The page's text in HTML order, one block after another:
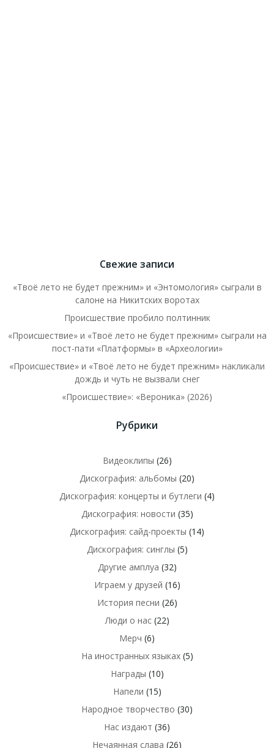
Свежие записи
«Твоё лето не будет прежним» и «Энтомология» сыграли в
салоне на Никитских воротах
Происшествие пробило полтинник
«Происшествие» и «Твоё лето не будет прежним» сыграли на
пост-пати «Платформы» в «Археологии»
«Происшествие» и «Твоё лето не будет прежним» накликали
дождь и чуть не вызвали снег
«Происшествие»: «Вероника» (2026)
Рубрики
Видеоклипы (26)
Дискография: альбомы (20)
Дискография: концерты и бутлеги (4)
Дискография: новости (35)
Дискография: сайд-проекты (14)
Дискография: синглы (5)
Другие амплуа (32)
Играем у друзей (16)
История песни (26)
Люди о нас(22)
Мерч (6)
На иностранных языках(5)
Награды (10)
Напели (15)
Народное творчество (30)
Нас издают (36)
Нечаянная слава (26)